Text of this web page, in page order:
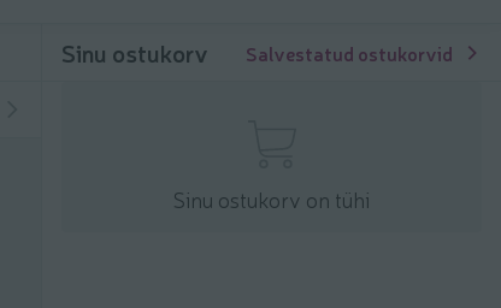
Sinu ostukorv Salvestatud ostukorvid
Sinu ostukorv on tühi